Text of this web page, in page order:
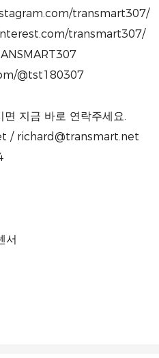
transmart307/
transmart307/
@tst180307
지금 바로 연락주세요.
/ richard@transmart.net
서